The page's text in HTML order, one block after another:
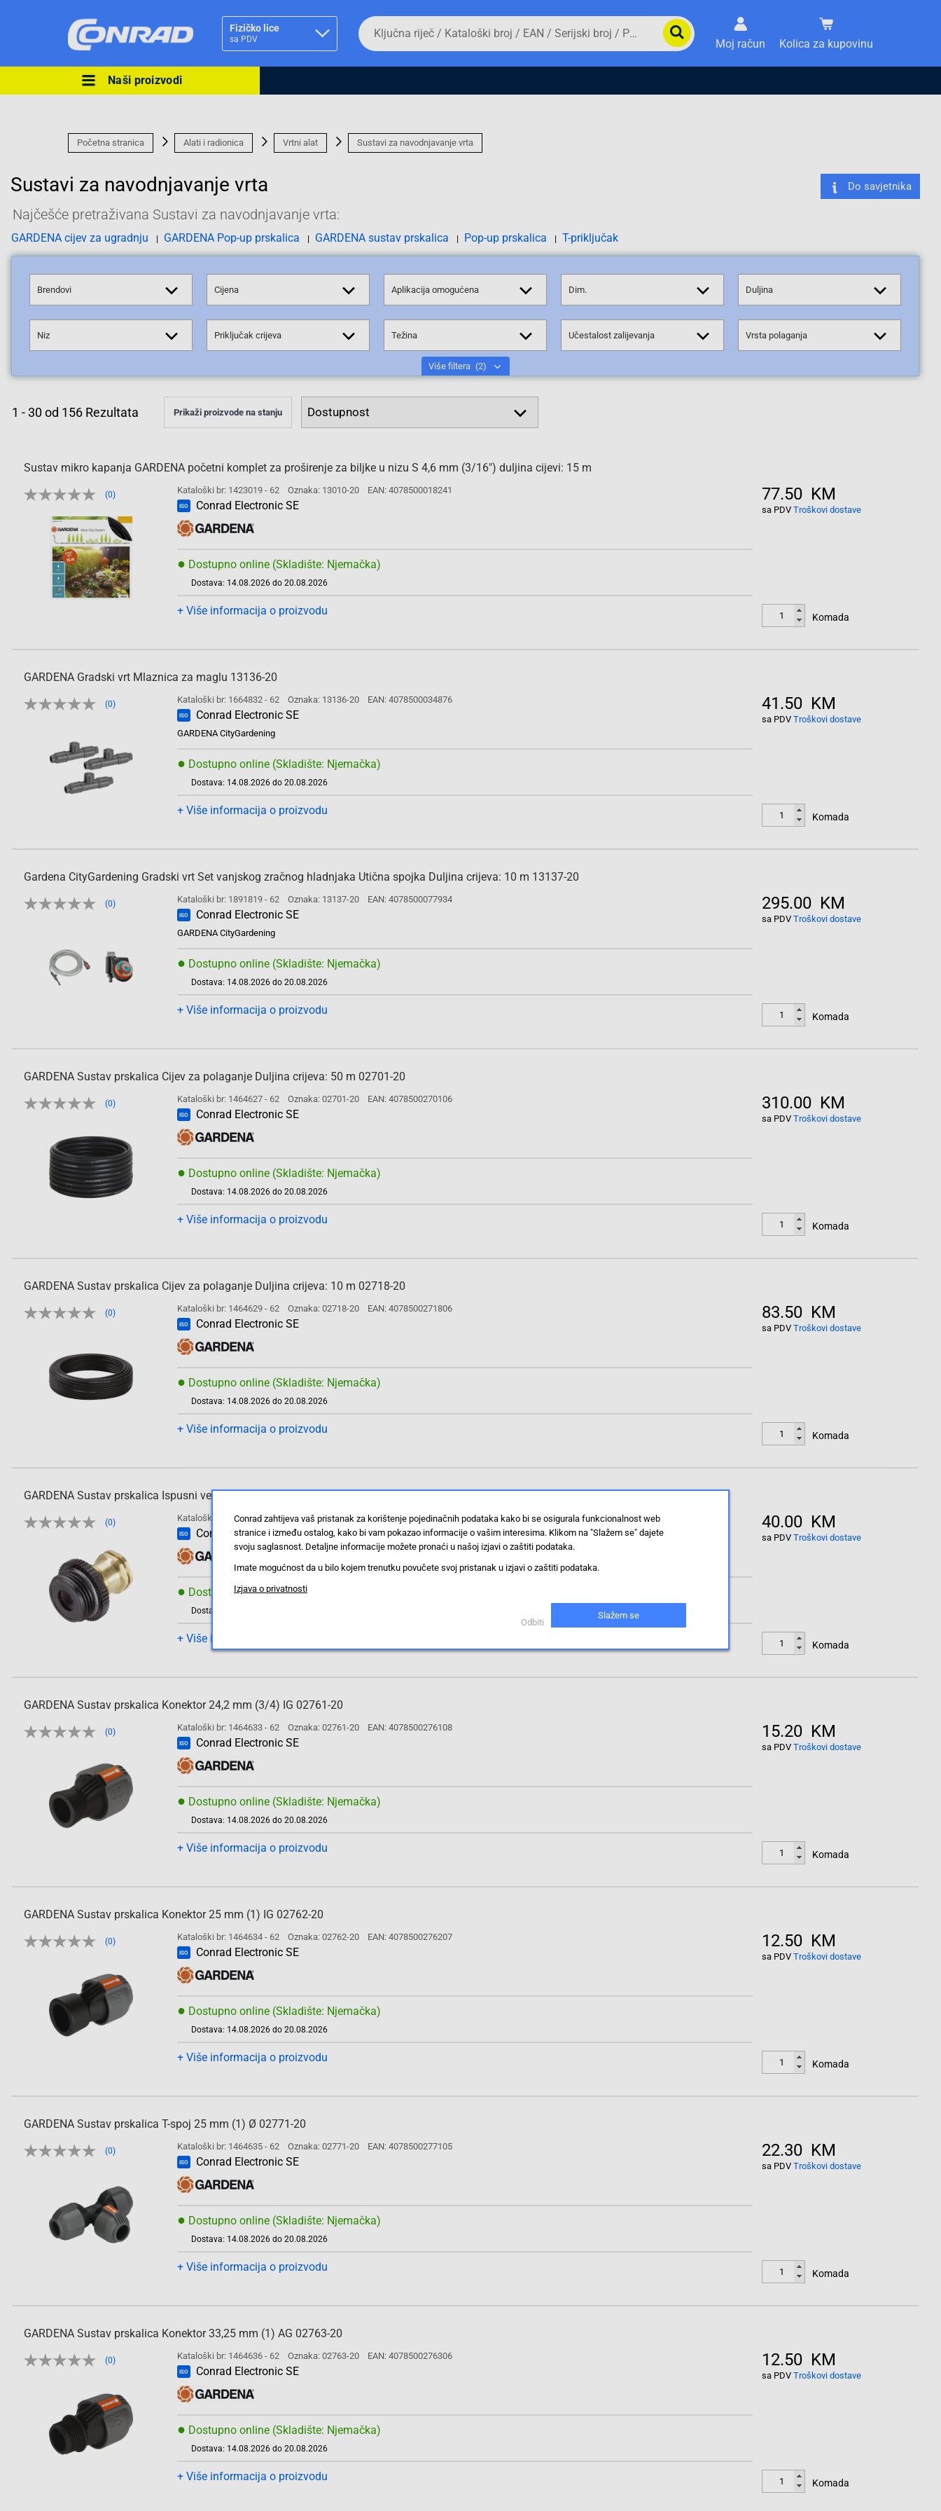
Fizičko lice
sa PDV
Ova postavka prilagođava asortiman proizvoda i
Pravno lice Fizičko lice
Da
biste
potražili
proizvod,
broj,
EAN
ili
Moj račun Kolica za kupovinu
Naši proizvodi
Početna stranica Alati i radionica Vrtni alat Sustavi za navodnjavanje vrta
Sustavi za navodnjavanje vrta Do savjetnika
Najčešće pretraživana Sustavi za navodnjavanje vrta:
GARDENA cijev za ugradnju GARDENA Pop-up prskalica GARDENA sustav prskalica Pop-up prskalica T-priključak
Brendovi Cijena Aplikacija omogućena Dim. Duljina
Niz Priključak crijeva Težina Učestalost zalijevanja Vrsta polaganja
Više filtera (2)
1 - 30 od 156 Rezultata Prikaži proizvode na stanju
Sustav mikro kapanja GARDENA početni komplet za proširenje za biljke u nizu S 4,6 mm (3/16") duljina cijevi: 15 m
(0) Kataloški br: 1423019 - 62 Oznaka: 13010-20 EAN: 4078500018241
ISO Conrad Electronic SE
● Dostupno online (Skladište: Njemačka)
Dostava: 14.08.2026 do 20.08.2026
+ Više informacija o proizvodu
77.50 KM
sa PDV Troškovi dostave
Komada
GARDENA Gradski vrt Mlaznica za maglu 13136-20
(0) Kataloški br: 1664832 - 62 Oznaka: 13136-20 EAN: 4078500034876
ISO Conrad Electronic SE
GARDENA CityGardening
● Dostupno online (Skladište: Njemačka)
Dostava: 14.08.2026 do 20.08.2026
+ Više informacija o proizvodu
41.50 KM
sa PDV Troškovi dostave
Komada
Gardena CityGardening Gradski vrt Set vanjskog zračnog hladnjaka Utična spojka Duljina crijeva: 10 m 13137-20
(0) Kataloški br: 1891819 - 62 Oznaka: 13137-20 EAN: 4078500077934
ISO Conrad Electronic SE
GARDENA CityGardening
● Dostupno online (Skladište: Njemačka)
Dostava: 14.08.2026 do 20.08.2026
+ Više informacija o proizvodu
295.00 KM
sa PDV Troškovi dostave
Komada
GARDENA Sustav prskalica Cijev za polaganje Duljina crijeva: 50 m 02701-20
(0) Kataloški br: 1464627 - 62 Oznaka: 02701-20 EAN: 4078500270106
ISO Conrad Electronic SE
● Dostupno online (Skladište: Njemačka)
Dostava: 14.08.2026 do 20.08.2026
+ Više informacija o proizvodu
310.00 KM
sa PDV Troškovi dostave
Komada
GARDENA Sustav prskalica Cijev za polaganje Duljina crijeva: 10 m 02718-20
(0) Kataloški br: 1464629 - 62 Oznaka: 02718-20 EAN: 4078500271806
ISO Conrad Electronic SE
● Dostupno online (Skladište: Njemačka)
Dostava: 14.08.2026 do 20.08.2026
+ Više informacija o proizvodu
83.50 KM
sa PDV Troškovi dostave
Komada
GARDENA Sustav prskalica Ispusni ventil 02760-20
(0) Kataloški br: 1464632 - 62 Oznaka: 02760-20 EAN: 4078500276009
ISO Conrad Electronic SE
● Dostupno online (Skladište: Njemačka)
Dostava: 14.08.2026 do 20.08.2026
+ Više informacija o proizvodu
40.00 KM
sa PDV Troškovi dostave
Komada
GARDENA Sustav prskalica Konektor 24,2 mm (3/4) IG 02761-20
(0) Kataloški br: 1464633 - 62 Oznaka: 02761-20 EAN: 4078500276108
ISO Conrad Electronic SE
● Dostupno online (Skladište: Njemačka)
Dostava: 14.08.2026 do 20.08.2026
+ Više informacija o proizvodu
15.20 KM
sa PDV Troškovi dostave
Komada
GARDENA Sustav prskalica Konektor 25 mm (1) IG 02762-20
(0) Kataloški br: 1464634 - 62 Oznaka: 02762-20 EAN: 4078500276207
ISO Conrad Electronic SE
● Dostupno online (Skladište: Njemačka)
Dostava: 14.08.2026 do 20.08.2026
+ Više informacija o proizvodu
12.50 KM
sa PDV Troškovi dostave
Komada
GARDENA Sustav prskalica T-spoj 25 mm (1) Ø 02771-20
(0) Kataloški br: 1464635 - 62 Oznaka: 02771-20 EAN: 4078500277105
ISO Conrad Electronic SE
● Dostupno online (Skladište: Njemačka)
Dostava: 14.08.2026 do 20.08.2026
+ Više informacija o proizvodu
22.30 KM
sa PDV Troškovi dostave
Komada
GARDENA Sustav prskalica Konektor 33,25 mm (1) AG 02763-20
(0) Kataloški br: 1464636 - 62 Oznaka: 02763-20 EAN: 4078500276306
ISO Conrad Electronic SE
● Dostupno online (Skladište: Njemačka)
Dostava: 14.08.2026 do 20.08.2026
+ Više informacija o proizvodu
12.50 KM
sa PDV Troškovi dostave
Komada
Conrad zahtijeva vaš pristanak za korištenje pojedinačnih podataka kako bi se osigurala funkcionalnost web
stranice i između ostalog, kako bi vam pokazao informacije o vašim interesima. Klikom na "Slažem se" dajete
svoju saglasnost. Detaljne informacije možete pronaći u našoj izjavi o zaštiti podataka.
Imate mogućnost da u bilo kojem trenutku povučete svoj pristanak u izjavi o zaštiti podataka.
Izjava o privatnosti
Odbiti
Slažem se